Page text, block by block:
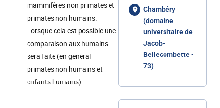
mammifères non primates et
primates non humains.
Lorsque cela est possible une
comparaison aux humains
sera faite (en général
primates non humains et
enfants humains).
Chambéry
(domaine
universitaire de
Jacob-
Bellecombette -
73)